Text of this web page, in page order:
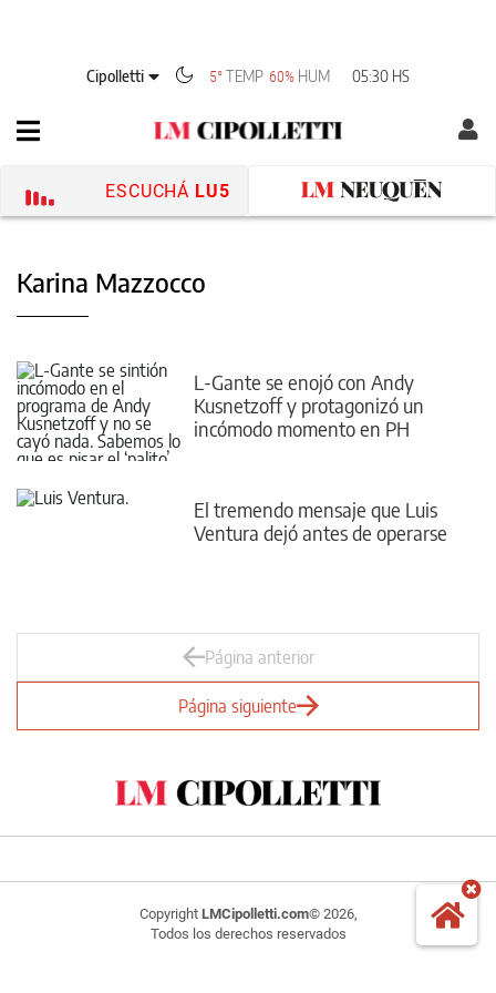
Cipolletti 5°TEMP 60% HUM 05:30 HS
ESCUCHÁ LU5
Karina Mazzocco
L-Gante se enojó con Andy
Kusnetzoff y protagonizó un
incómodo momento en PH
El tremendo mensaje que Luis
Ventura dejó antes de operarse
Página anterior
Página siguiente
Copyright LMCipolletti.com© 2026,
Todos los derechos reservados